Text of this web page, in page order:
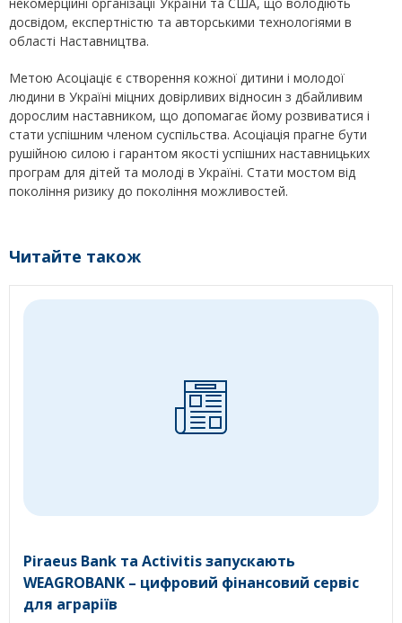
некомерційні організації України та США, що володіють
досвідом, експертністю та авторськими технологіями в
області Наставництва.
Метою Асоціаціє є створення кожної дитини і молодої
людини в Україні міцних довірливих відносин з дбайливим
дорослим наставником, що допомагає йому розвиватися і
стати успішним членом суспільства. Асоціація прагне бути
рушійною силою і гарантом якості успішних наставницьких
програм для дітей та молоді в Україні. Стати мостом від
покоління ризику до покоління можливостей.
Читайте також
Piraeus Bank та Activitis запускають
WEAGROBANK – цифровий фінансовий сервіс
для аграріїв